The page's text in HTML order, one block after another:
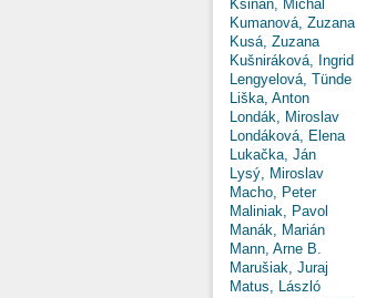
Kšiňan, Michal
Kumanová, Zuzana
Kusá, Zuzana
Kušniráková, Ingrid
Lengyelová, Tünde
Liška, Anton
Londák, Miroslav
Londáková, Elena
Lukačka, Ján
Lysý, Miroslav
Macho, Peter
Maliniak, Pavol
Manák, Marián
Mann, Arne B.
Marušiak, Juraj
Matus, László